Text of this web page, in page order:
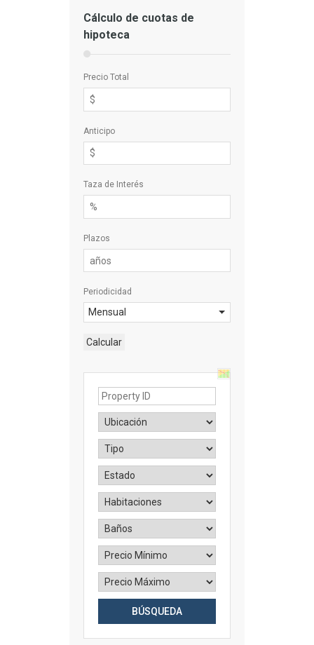
Cálculo de cuotas de
hipoteca
Precio Total
Anticipo
Taza de Interés
Plazos
Periodicidad